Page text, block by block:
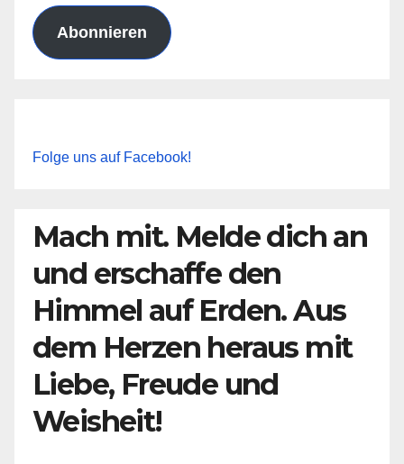
Abonnieren
Folge uns auf Facebook!
Mach mit. Melde dich an
und erschaffe den
Himmel auf Erden. Aus
dem Herzen heraus mit
Liebe, Freude und
Weisheit!